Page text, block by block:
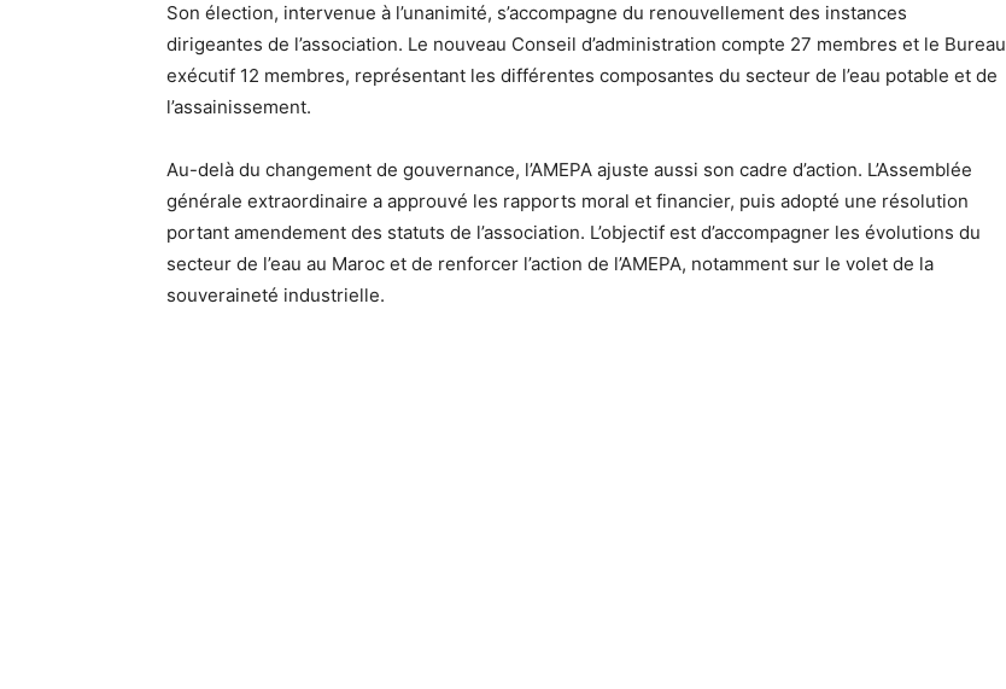
Son élection, intervenue à l’unanimité, s’accompagne du renouvellement des instances
dirigeantes de l’association. Le nouveau Conseil d’administration compte 27 membres et le Bureau
exécutif 12 membres, représentant les différentes composantes du secteur de l’eau potable et de
l’assainissement.
Au-delà du changement de gouvernance, l’AMEPA ajuste aussi son cadre d’action. L’Assemblée
générale extraordinaire a approuvé les rapports moral et financier, puis adopté une résolution
portant amendement des statuts de l’association. L’objectif est d’accompagner les évolutions du
secteur de l’eau au Maroc et de renforcer l’action de l’AMEPA, notamment sur le volet de la
souveraineté industrielle.